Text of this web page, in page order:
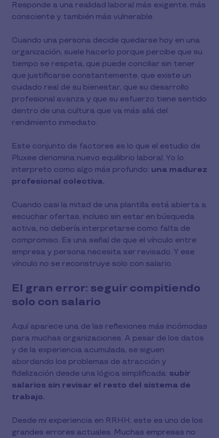
Responde a una realidad laboral más exigente, más
consciente y también más vulnerable.
Cuando una persona decide quedarse hoy en una
organización, suele hacerlo porque percibe que su
tiempo se respeta, que puede conciliar sin tener
que justificarse constantemente, que existe un
cuidado real de su bienestar, que su desarrollo
profesional avanza y que su esfuerzo tiene sentido
dentro de una cultura que va más allá del
rendimiento inmediato.
Este conjunto de factores es lo que el estudio de
Pluxee denomina nuevo equilibrio laboral. Yo lo
interpreto como algo más profundo: una madurez
profesional colectiva.
Cuando casi la mitad de una plantilla está abierta a
escuchar ofertas, incluso sin estar en búsqueda
activa, no debería interpretarse como falta de
compromiso. Es una señal de que el vínculo entre
empresa y persona necesita ser revisado. Y ese
vínculo no se reconstruye solo con salario.
El gran error: seguir compitiendo
solo con salario
Aquí aparece una de las reflexiones más incómodas
para muchas organizaciones. A pesar de los datos
y de la experiencia acumulada, se siguen
abordando los problemas de atracción y
fidelización desde una lógica simplificada: subir
salarios sin revisar el resto del sistema de
trabajo.
Desde mi experiencia en RRHH, este es uno de los
grandes errores actuales. Muchas empresas no